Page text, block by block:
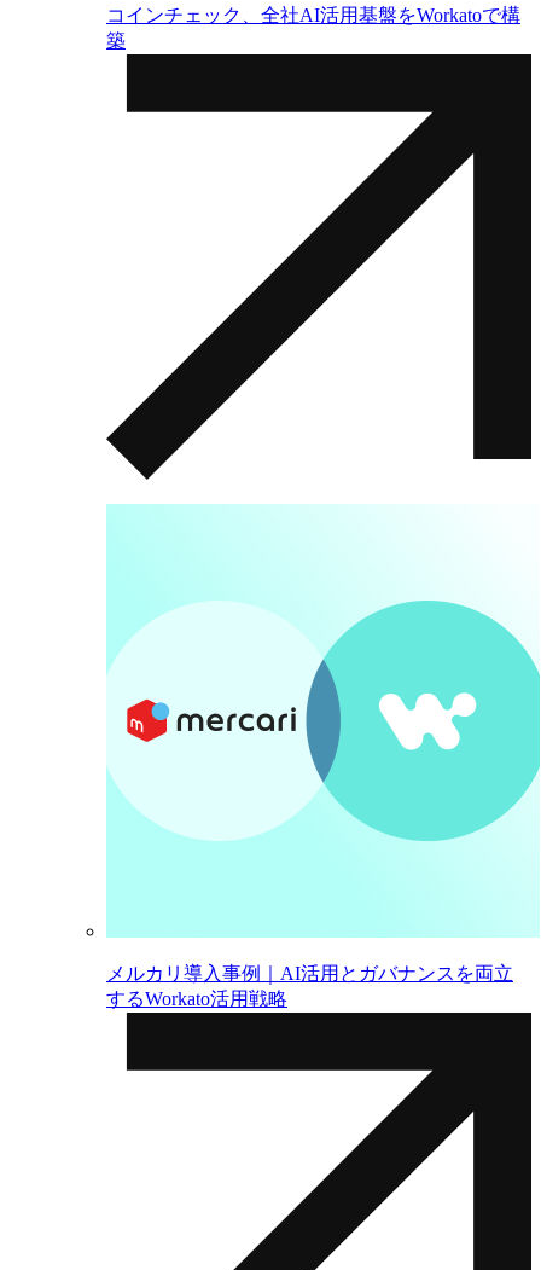
コインチェック、全社AI活用基盤をWorkatoで構
築
メルカリ導入事例｜AI活用とガバナンスを両立
するWorkato活用戦略